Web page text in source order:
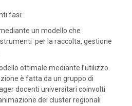
fasi:
un modello che
per la raccolta, gestione
ottimale mediante l’utilizzo
è fatta da un gruppo di
docenti universitari coinvolti
dei cluster regionali